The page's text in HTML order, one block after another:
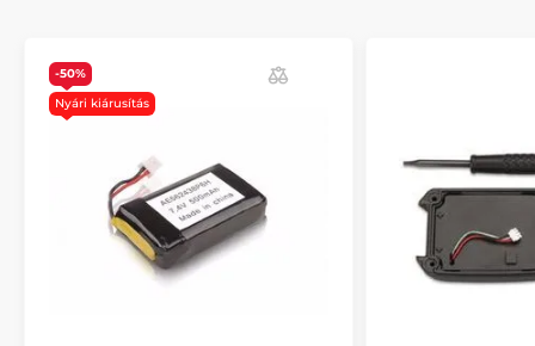
-50%
Nyári kiárusítás